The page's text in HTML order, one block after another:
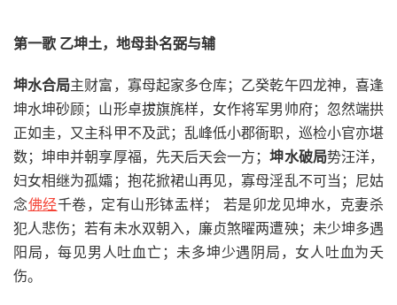
第一歌 乙坤土，地母卦名弼与辅
坤水合局主财富，寡母起家多仓库；乙癸乾午四龙神，喜逢
坤水坤砂顾；山形卓拔旗旄样，女作将军男帅府；忽然端拱
正如圭，又主科甲不及武；乱峰低小郡衙职，巡检小官亦堪
数；坤申并朝享厚福，先天后天会一方；坤水破局势汪洋，
妇女相继为孤孀；抱花掀裙山再见，寡母淫乱不可当；尼姑
念佛经千卷，定有山形钵盂样； 若是卯龙见坤水，克妻杀
犯人悲伤；若有未水双朝入，廉贞煞曜两遭殃；未少坤多遇
阳局，每见男人吐血亡；未多坤少遇阴局，女人吐血为夭
伤。